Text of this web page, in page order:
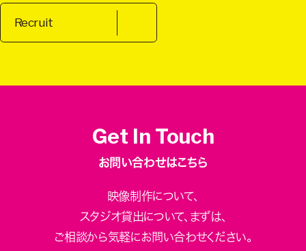
Recruit
Get In Touch
お問い合わせはこちら
映像制作について、
スタジオ貸出について、 まずは、
ご相談から気軽にお問い合わせください。